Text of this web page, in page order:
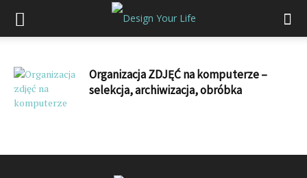
Organizacja ZDJĘĆ na komputerze –
selekcja, archiwizacja, obróbka